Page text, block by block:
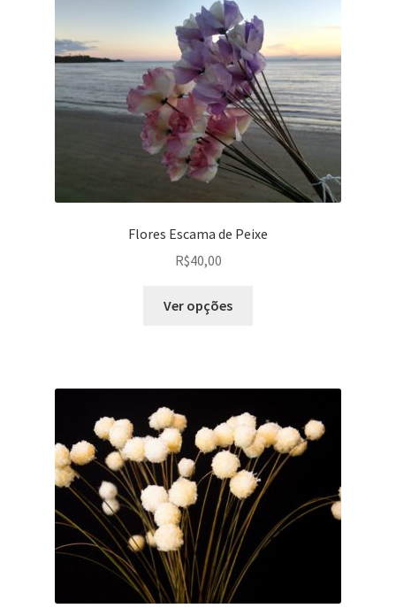
Flores Escama de Peixe
R$40,00
Ver opções
variantes.
opções
podem
ser
escolhidas
na
página
do